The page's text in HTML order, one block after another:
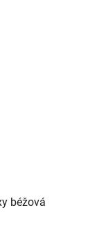
béžová